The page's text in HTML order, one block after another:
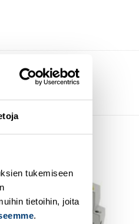
tukemiseen
tietoihin, joita
.